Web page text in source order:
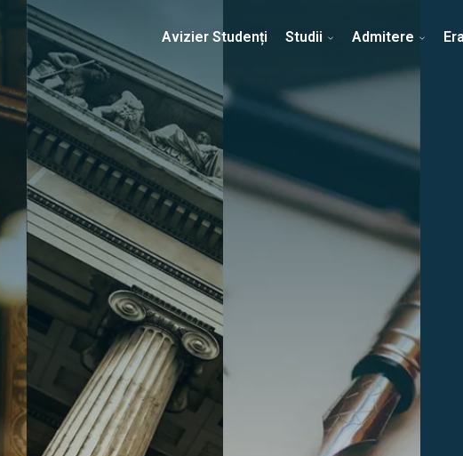
Erasmus & Internațional Despre Facultate Știri
Avizier Studenți Studii Admitere